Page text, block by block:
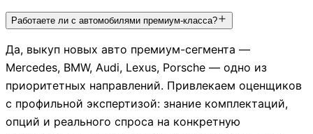
Работаете ли с автомобилями премиум-класса?
Да, выкуп новых авто премиум-сегмента —
Mercedes, BMW, Audi, Lexus, Porsche — одно из
приоритетных направлений. Привлекаем оценщиков
с профильной экспертизой: знание комплектаций,
опций и реального спроса на конкретную